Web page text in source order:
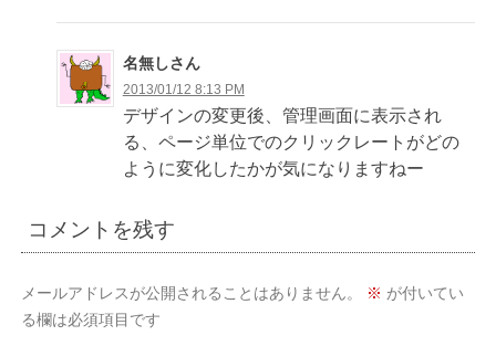
名無しさん
2013/01/12 8:13 PM
デザインの変更後、管理画面に表示され
る、ページ単位でのクリックレートがどの
ように変化したかが気になりますねー
コメントを残す
メールアドレスが公開されることはありません。 ※ が付いてい
る欄は必須項目です